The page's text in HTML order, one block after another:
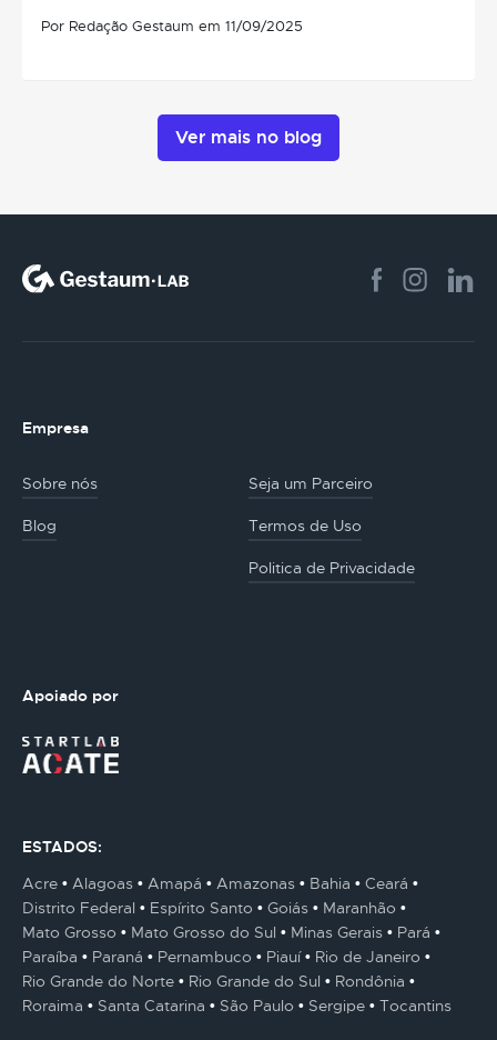
Por Redação Gestaum em 11/09/2025
Ver mais no blog
Empresa
Sobre nós Seja um Parceiro
Blog Termos de Uso
Politica de Privacidade
Apoiado por
ESTADOS:
Acre
Alagoas Amapá Amazonas Bahia
Ceará
Distrito Federal
Espírito Santo Goiás
Maranhão
Mato Grosso
Mato Grosso do Sul Minas Gerais
Pará
Paraíba
Paraná Pernambuco Piauí
Rio de Janeiro
Rio Grande do Norte
Rio Grande do Sul
Rondônia
Roraima
Santa Catarina São Paulo Sergipe Tocantins